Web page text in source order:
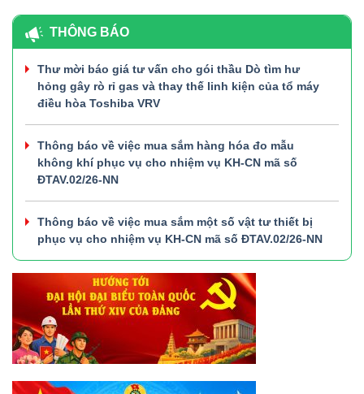
THÔNG BÁO
Thư mời báo giá tư vấn cho gói thầu Dò tìm hư
hỏng gây rò rỉ gas và thay thế linh kiện của tổ máy
điều hòa Toshiba VRV
Thông báo về việc mua sắm hàng hóa đo mẫu
không khí phục vụ cho nhiệm vụ KH-CN mã số
ĐTAV.02/26-NN
Thông báo về việc mua sắm một số vật tư thiết bị
phục vụ cho nhiệm vụ KH-CN mã số ĐTAV.02/26-NN